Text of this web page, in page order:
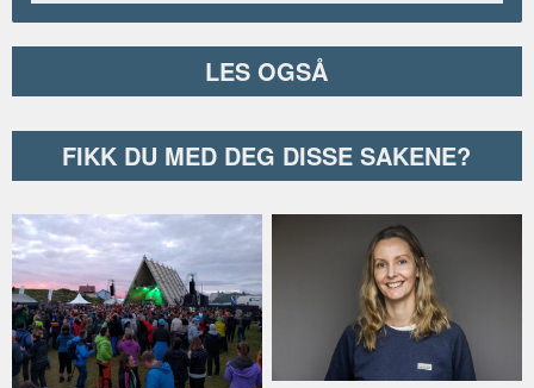
LES OGSÅ
FIKK DU MED DEG DISSE SAKENE?